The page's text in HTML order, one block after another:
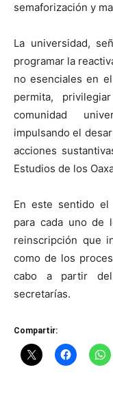
semaforización y
La universidad,
programar la
no esenciales en
permita,
comunidad
impulsando el
acciones
Estudios de los
En este sentido el
para cada uno de
reinscripción que
como de los
cabo a partir
secretarías.
Compartir: